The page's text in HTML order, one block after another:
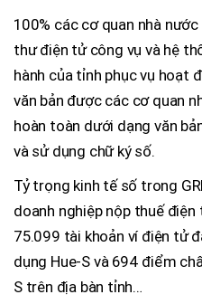
100% các cơ quan nhà
thư điện tử công vụ và hệ
hành của tỉnh phục vụ hoạt
văn bản được các cơ quan
hoàn toàn dưới dạng văn
và sử dụng chữ ký số.
Tỷ trọng kinh tế số trong
doanh nghiệp nộp thuế
75.099 tài khoản ví điện tử
dụng Hue-S và 694 điểm
S trên địa bàn tỉnh…